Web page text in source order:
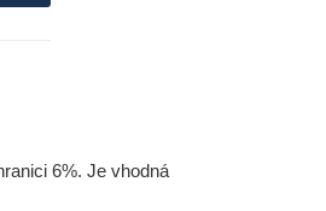
6%. Je vhodná